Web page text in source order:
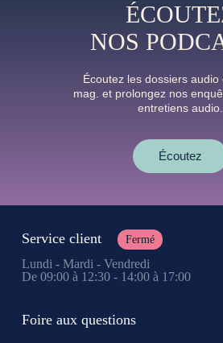
NOS
Écoutez les dossiers audio
mag. et prolongez nos
entretiens audio.
Écoutez
Service client Fermé
Lundi - Mardi - Vendredi
De 09:00 à 12:30 - 14:00 à 17:00
Foire aux questions